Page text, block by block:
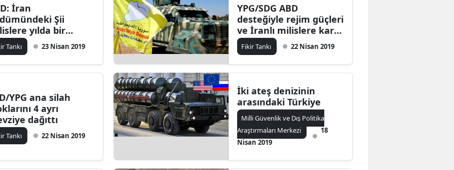
İran
Şii
yılda bir
dolar kaynak
Tankı 23 Nisan 2019
YPG/SDG ABD
desteğiyle rejim güçleri
ve İranlı milislere karşı
harekat için yığınak
yapıyor
Fikir Tankı 22 Nisan 2019
YPG ana silah
4 ayrı
dağıttı
Tankı 22 Nisan 2019
İki ateş denizinin
arasındaki Türkiye
Milli Güvenlik ve Dış Politika
Araştırmaları Merkezi
18
Nisan 2019